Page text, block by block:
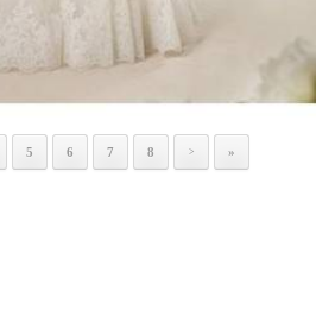
5 6 7 8 > »